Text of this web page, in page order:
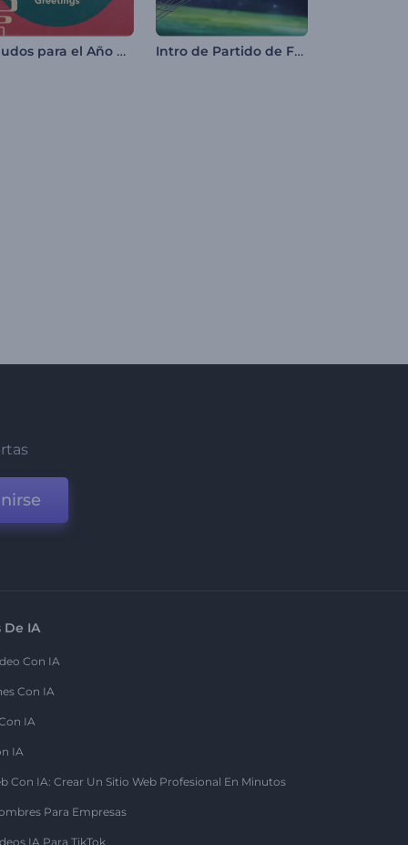
Saludos para el Año Nuevo Chino Intro de Partido de Fútbol
IA
Con IA
Con IA
IA
IA
Con IA: Crear Un Sitio Web Profesional En Minutos
Para Empresas
IA Para TikTok